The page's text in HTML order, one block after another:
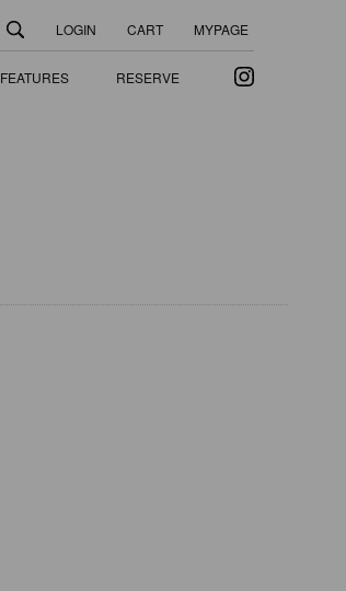
LOGIN CART MYPAGE
FEATURES RESERVE